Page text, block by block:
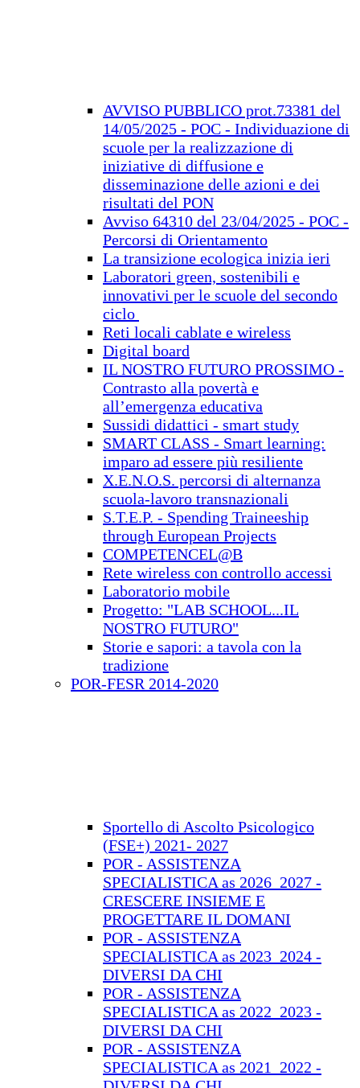
AVVISO PUBBLICO prot.73381 del
14/05/2025 - POC - Individuazione di
scuole per la realizzazione di
iniziative di diffusione e
disseminazione delle azioni e dei
risultati del PON
Avviso 64310 del 23/04/2025 - POC -
Percorsi di Orientamento
La transizione ecologica inizia ieri
Laboratori green, sostenibili e
innovativi per le scuole del secondo
ciclo
Reti locali cablate e wireless
Digital board
IL NOSTRO FUTURO PROSSIMO -
Contrasto alla povertà e
all’emergenza educativa
Sussidi didattici - smart study
SMART CLASS - Smart learning:
imparo ad essere più resiliente
X.E.N.O.S. percorsi di alternanza
scuola-lavoro transnazionali
S.T.E.P. - Spending Traineeship
through European Projects
COMPETENCEL@B
Rete wireless con controllo accessi
Laboratorio mobile
Progetto: "LAB SCHOOL...IL
NOSTRO FUTURO"
Storie e sapori: a tavola con la
tradizione
POR-FESR 2014-2020
Sportello di Ascolto Psicologico
(FSE+) 2021- 2027
POR - ASSISTENZA
SPECIALISTICA as 2026_2027 -
CRESCERE INSIEME E
PROGETTARE IL DOMANI
POR - ASSISTENZA
SPECIALISTICA as 2023_2024 -
DIVERSI DA CHI
POR - ASSISTENZA
SPECIALISTICA as 2022_2023 -
DIVERSI DA CHI
POR - ASSISTENZA
SPECIALISTICA as 2021_2022 -